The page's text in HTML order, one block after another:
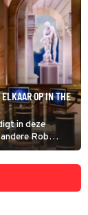
ELKAAR OP IN THE
in deze
Rob
de
Patrick